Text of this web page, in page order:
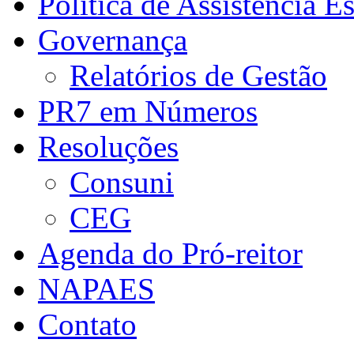
Governança
Relatórios de Gestão
PR7 em Números
Resoluções
Consuni
CEG
Agenda do Pró-reitor
NAPAES
Contato